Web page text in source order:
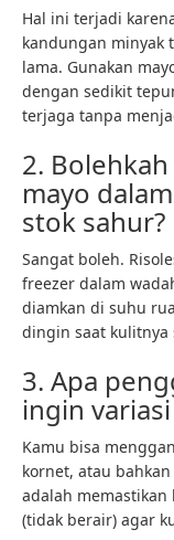
Hal ini terjadi
kandungan minyak
lama. Gunakan
dengan sedikit
terjaga tanpa
2.
mayo
stok sahur?
Sangat boleh.
freezer dalam
diamkan di suhu
dingin saat kulitnya
3. Apa
ingin
Kamu bisa
kornet, atau
adalah
(tidak berair) agar